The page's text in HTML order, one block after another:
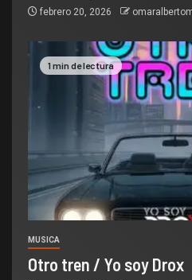
febrero 20, 2026
1 min de lectura
MUSICA
Otro tren / Yo soy Drox